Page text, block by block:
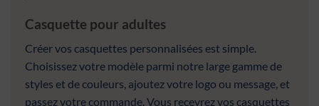
Casquette pour adultes
Créer vos casquettes personnalisées est simple.
Choisissez votre modèle parmi notre large gamme de
styles et de couleurs, ajoutez votre logo ou message, et
passez votre commande. Vous recevrez vos casquettes